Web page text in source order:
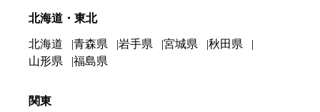
北海道・東北
北海道 青森県 岩手県 宮城県
秋田県
山形県
福島県
関東